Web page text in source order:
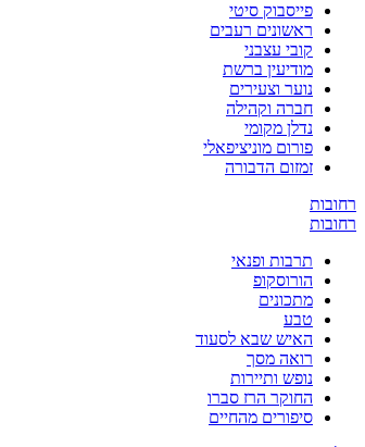
פייסבוק סיטי
ראשונים רעבים
קובי עצבני
מודיעין ברשת
נוער וצעירים
חברה וקהילה
נדלן מקומי
פורום מוניציפאלי
זמזום הדבורה
רחובות
רחובות
תרבות ופנאי
הורוסקופ
מתכונים
טבע
האיש שבא לסעוד
רואה מסך
נופש ותיירות
החוקר הרז סברו
סיפורים מהחיים